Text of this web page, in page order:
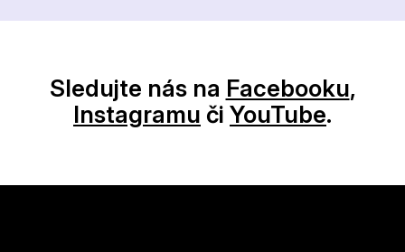
Sledujte nás na Facebooku,
Instagramu či YouTube.